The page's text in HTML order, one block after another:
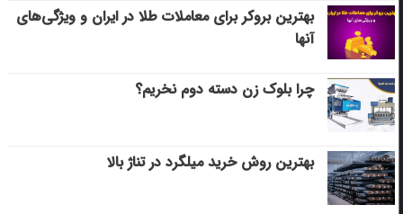
بهترین بروکر برای معاملات طلا در ایران و ویژگی‌های
آنها
چرا بلوک زن دسته دوم نخریم؟
بهترین روش خرید میلگرد در تناژ بالا